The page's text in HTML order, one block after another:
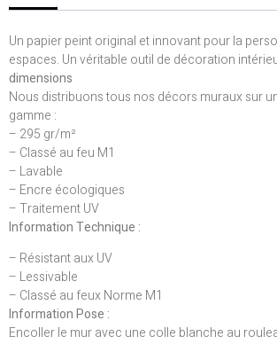
Un papier peint original et innovant pour la
espaces. Un véritable outil de décoration
dimensions
Nous distribuons tous nos décors muraux sur
gamme :
– 295 gr/m²
– Classé au feu M1
– Lavable
– Encre écologiques
– Traitement UV
Information Technique :
– Résistant aux UV
– Lessivable
– Classé au feux Norme M1
Information Pose :
Encoller le mur avec une colle blanche au